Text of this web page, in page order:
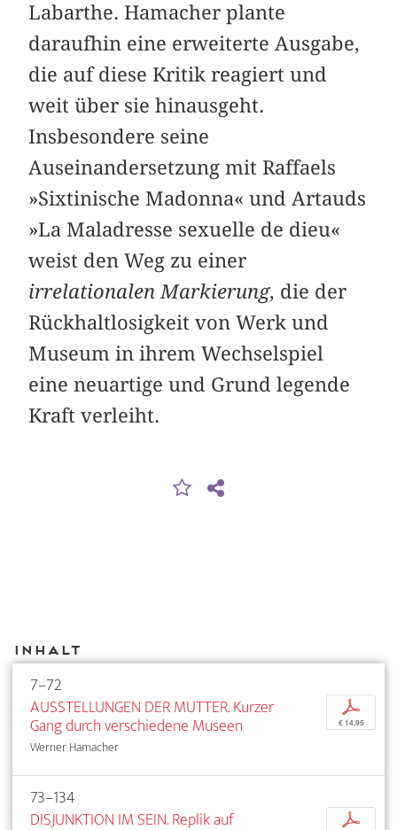
Labarthe. Hamacher plante
daraufhin eine erweiterte Ausgabe,
die auf diese Kritik reagiert und
weit über sie hinausgeht.
Insbesondere seine
Auseinandersetzung mit Raffaels
»Sixtinische Madonna« und Artauds
»La Maladresse sexuelle de dieu«
weist den Weg zu einer
irrelationalen Markierung, die der
Rückhaltlosigkeit von Werk und
Museum in ihrem Wechselspiel
eine neuartige und Grund legende
Kraft verleiht.
Inhalt
7–72
AUSSTELLUNGEN DER MUTTER. Kurzer
Gang durch verschiedene Museen
Werner Hamacher
p
€ 14,95
73–134
DISJUNKTION IM SEIN. Replik auf
p